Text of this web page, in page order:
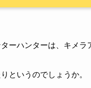
ーハンターは、キメラ
というのでしょうか。